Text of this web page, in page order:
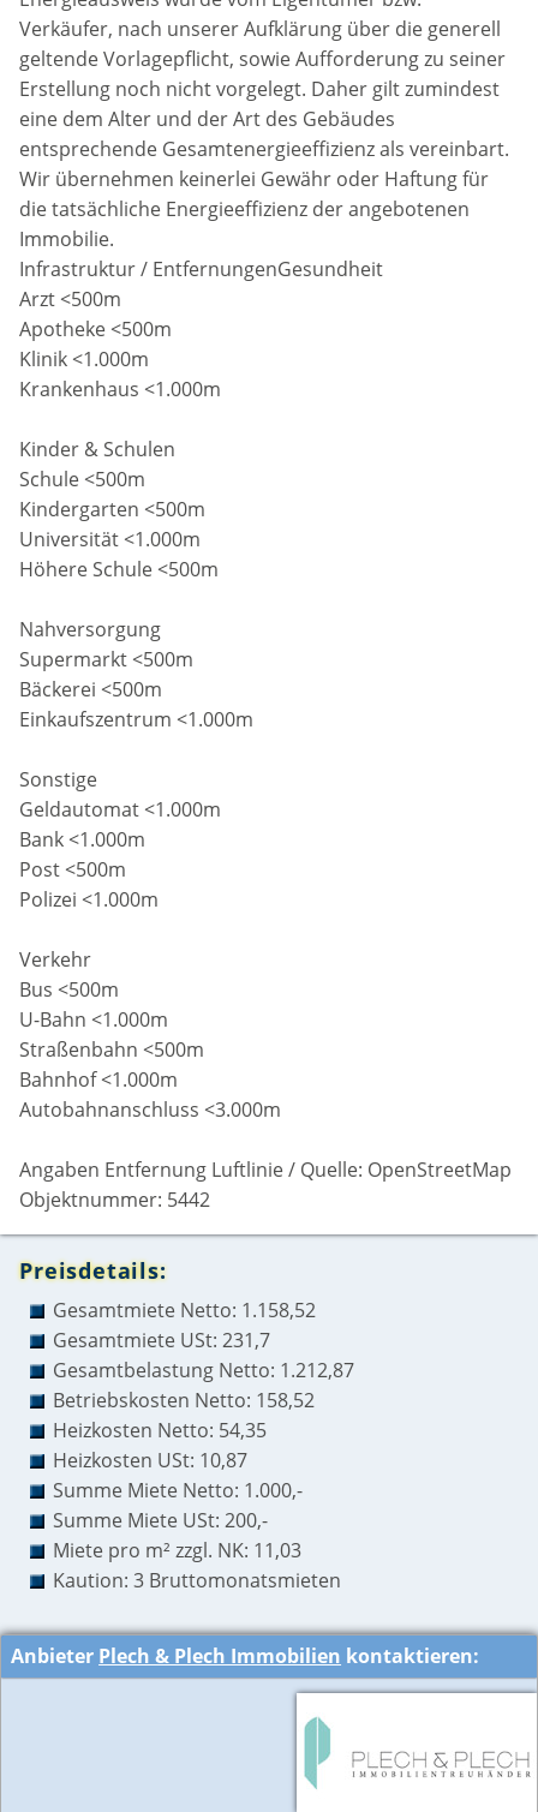
Verkäufer, nach unserer Aufklärung über die generell
geltende Vorlagepflicht, sowie Aufforderung zu seiner
Erstellung noch nicht vorgelegt. Daher gilt zumindest
eine dem Alter und der Art des Gebäudes
entsprechende Gesamtenergieeffizienz als vereinbart.
Wir übernehmen keinerlei Gewähr oder Haftung für
die tatsächliche Energieeffizienz der angebotenen
Immobilie.
Infrastruktur / EntfernungenGesundheit
Arzt <500m
Apotheke <500m
Klinik <1.000m
Krankenhaus <1.000m
Kinder & Schulen
Schule <500m
Kindergarten <500m
Universität <1.000m
Höhere Schule <500m
Nahversorgung
Supermarkt <500m
Bäckerei <500m
Einkaufszentrum <1.000m
Sonstige
Geldautomat <1.000m
Bank <1.000m
Post <500m
Polizei <1.000m
Verkehr
Bus <500m
U-Bahn <1.000m
Straßenbahn <500m
Bahnhof <1.000m
Autobahnanschluss <3.000m
Angaben Entfernung Luftlinie / Quelle: OpenStreetMap
Objektnummer: 5442
Preisdetails:
Gesamtmiete Netto: 1.158,52
Gesamtmiete USt: 231,7
Gesamtbelastung Netto: 1.212,87
Betriebskosten Netto: 158,52
Heizkosten Netto: 54,35
Heizkosten USt: 10,87
Summe Miete Netto: 1.000,-
Summe Miete USt: 200,-
Miete pro m² zzgl. NK: 11,03
Kaution: 3 Bruttomonatsmieten
Anbieter Plech & Plech Immobilien kontaktieren: